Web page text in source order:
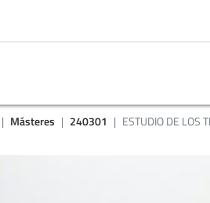
Másteres 240301 ESTUDIO DE LOS